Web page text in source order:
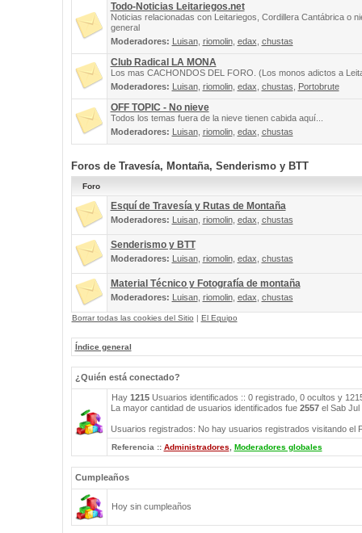
Todo-Noticias Leitariegos.net
Noticias relacionadas con Leitariegos, Cordillera Cantábrica o
general
Moderadores: Luisan, riomolin, edax chustas
Club Radical LA MONA
Los mas CACHONDOS DEL FORO. (Los monos adictos a
Moderadores: Luisan, riomolin, edax chustas Portobrute
OFF TOPIC - No nieve
Todos los temas fuera de la nieve tienen cabida aquí...
Moderadores: Luisan, riomolin, edax chustas
Foros de Travesía, Montaña, Senderismo y BTT
Foro
Esquí de Travesía y Rutas de Montaña
Moderadores: Luisan, riomolin, edax chustas
Senderismo y BTT
Moderadores: Luisan, riomolin, edax chustas
Material Técnico y Fotografía de montaña
Moderadores: Luisan, riomolin, edax chustas
Borrar todas las cookies del Sitio | El Equipo
Índice general
¿Quién está conectado?
Hay 1215Usuarios identificados :: 0 registrado, 0 ocultos y
La mayor cantidad de usuarios identificados fue 2557el Sab Jul
Usuarios registrados: No hay usuarios registrados visitando el
Referencia :: Administradores Moderadores globales
Cumpleaños
Hoy sin cumpleaños